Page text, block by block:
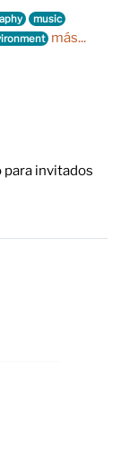
music
más...
para invitados